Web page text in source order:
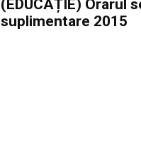
(EDUCAȚIE) Orarul
suplimentare 2015